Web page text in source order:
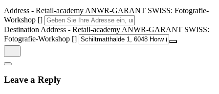
Address - Retail-academy ANWR-GARANT SWISS: Fotografie-
Workshop []
Destination Address - Retail-academy ANWR-GARANT SWISS:
Fotografie-Workshop []
Leave a Reply